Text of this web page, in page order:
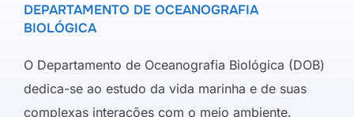
DEPARTAMENTO DE OCEANOGRAFIA
BIOLÓGICA
O Departamento de Oceanografia Biológica (DOB)
dedica-se ao estudo da vida marinha e de suas
complexas interações com o meio ambiente.